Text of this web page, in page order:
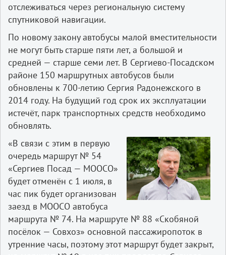
отслеживаться через региональную систему
спутниковой навигации.
По новому закону автобусы малой вместительности
не могут быть старше пяти лет, а большой и
средней — старше семи лет. В Сергиево-­Посадском
районе 150 маршрутных автобусов были
обновлены к 700­-летию Сергия Радонежского в
2014 году. На будущий год срок их эксплуатации
истечёт, парк транспортных средств необходимо
обновлять.
«В связи с этим в первую
очередь маршрут № 54
«Сергиев Посад — МООСО»
будет отменён с 1 июля, в
час пик будет организован
заезд в МООСО автобуса
маршрута № 74. На маршруте № 88 «Скобяной
посёлок — Совхоз» основной пассажиропоток в
утренние часы, поэтому этот маршрут будет закрыт,